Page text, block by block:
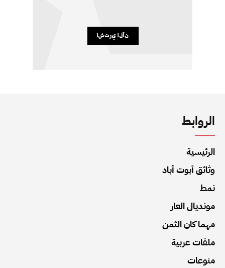
الروابط
الرئيسية
وثائق أبوت أباد
نمط
مونديال العار
مهما كان الثمن
ملفات عربية
منوعات